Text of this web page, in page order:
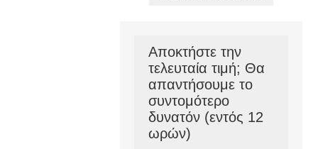
Αποκτήστε την
τελευταία τιμή; Θα
απαντήσουμε το
συντομότερο
δυνατόν (εντός 12
ωρών)